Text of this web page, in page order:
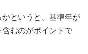
というと、基準年が
むのがポイントで